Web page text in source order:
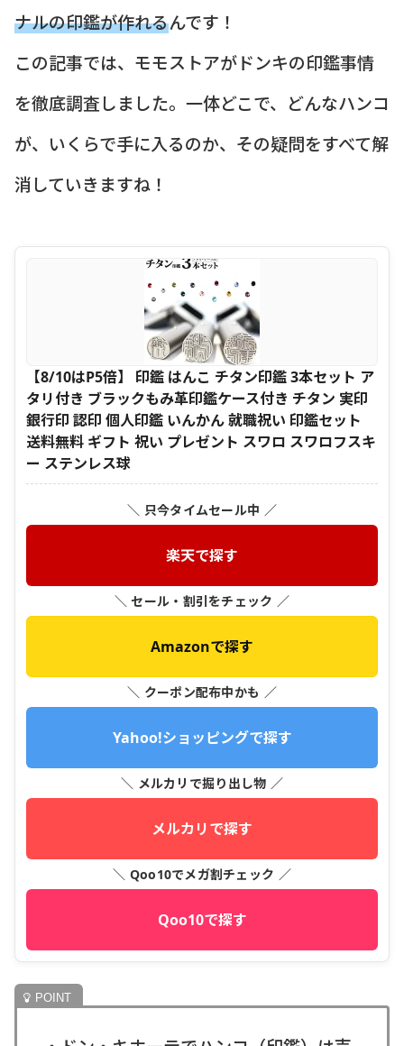
ナルの印鑑が作れるんです！
この記事では、モモストアがドンキの印鑑事情
を徹底調査しました。一体どこで、どんなハンコ
が、いくらで手に入るのか、その疑問をすべて解
消していきますね！
【8/10はP5倍】 印鑑 はんこ チタン印鑑 3本セット ア
タリ付き ブラックもみ革印鑑ケース付き チタン 実印
銀行印 認印 個人印鑑 いんかん 就職祝い 印鑑セット
送料無料 ギフト 祝い プレゼント スワロ スワロフスキ
ー ステンレス球
＼ 只今タイムセール中 ／
楽天で探す
＼ セール・割引をチェック ／
Amazonで探す
＼ クーポン配布中かも ／
Yahoo!ショッピングで探す
＼ メルカリで掘り出し物 ／
メルカリで探す
＼ Qoo10でメガ割チェック ／
Qoo10で探す